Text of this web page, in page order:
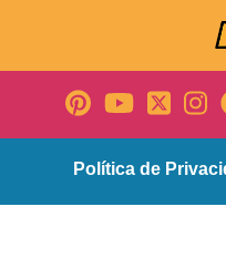
Política de